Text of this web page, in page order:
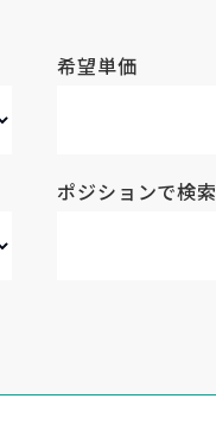
希望単価
ポジションで検索